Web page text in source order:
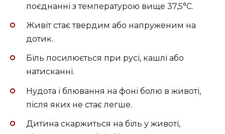
поєднанні з температурою вище 37,5°C.
Живіт стає твердим або напруженим на
дотик.
Біль посилюється при русі, кашлі або
натисканні.
Нудота і блювання на фоні болю в животі,
після яких не стає легше.
Дитина скаржиться на біль у животі,